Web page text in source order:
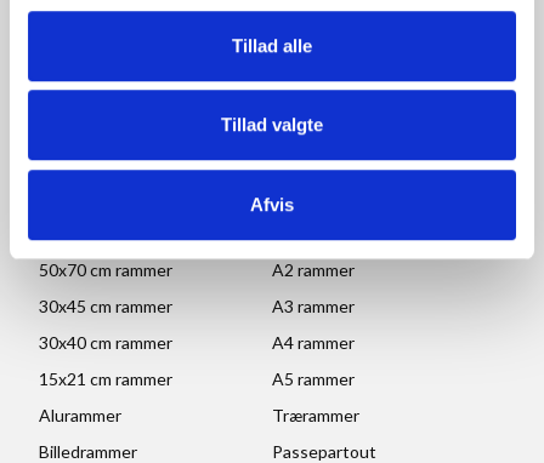
Tillad alle
Tillad valgte
Afvis
POPULÆRE KATEGORIER
50x70 cm rammer
A2 rammer
30x45 cm rammer
A3 rammer
30x40 cm rammer
A4 rammer
15x21 cm rammer
A5 rammer
Alurammer
Trærammer
Billedrammer
Passepartout